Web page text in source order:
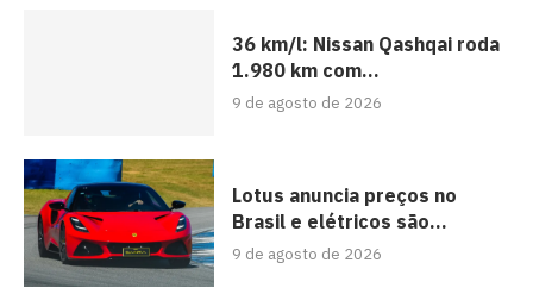
36 km/l: Nissan Qashqai roda
1.980 km com...
9 de agosto de 2026
Lotus anuncia preços no
Brasil e elétricos são...
9 de agosto de 2026